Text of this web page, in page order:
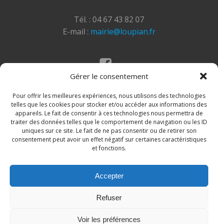
Gérer le consentement
Pour offrir les meilleures expériences, nous utilisons des technologies
telles que les cookies pour stocker et/ou accéder aux informations des
appareils. Le fait de consentir à ces technologies nous permettra de
traiter des données telles que le comportement de navigation ou les ID
uniques sur ce site. Le fait de ne pas consentir ou de retirer son
consentement peut avoir un effet négatif sur certaines caractéristiques
et fonctions.
Accepter
Refuser
Voir les préférences
Tél. : 04 67 43 82 07
E-mail : mairie@loupian.fr
© 2026 Site de la commune de Loupian. Un service
proposé parComm'un Site